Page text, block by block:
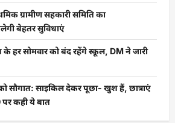
ग्रामीण सहकारी समिति का
बेहतर सुविधाएं
हर सोमवार को बंद रहेंगे स्कूल, DM ने जारी
सौगात: साइकिल देकर पूछा- खुश हैं, छात्राएं
कही ये बात